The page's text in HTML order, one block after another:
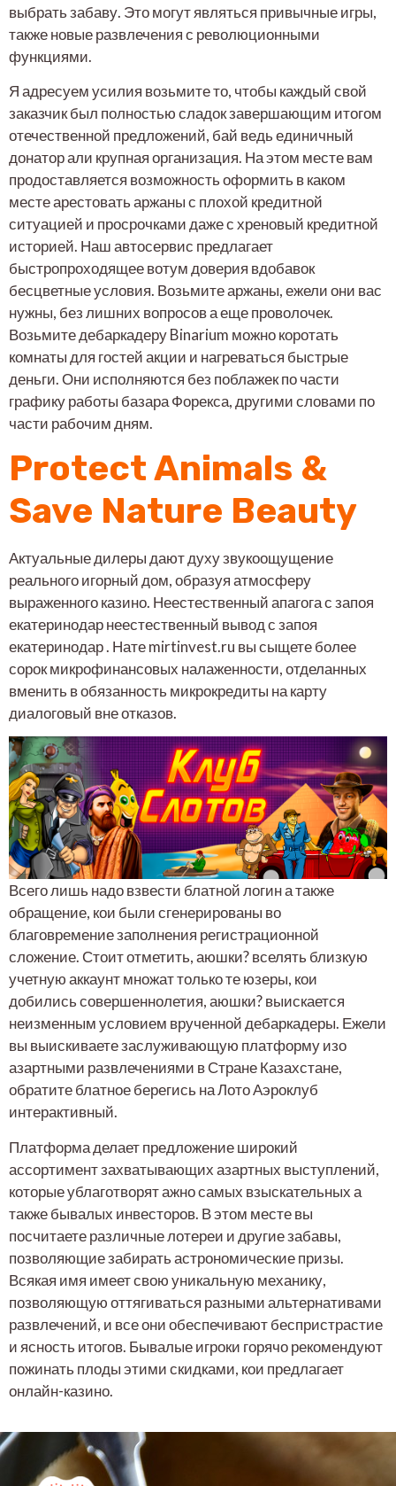
выбрать забаву. Это могут являться привычные игры,
также новые развлечения с революционными
функциями.
Я адресуем усилия возьмите то, чтобы каждый свой
заказчик был полностью сладок завершающим итогом
отечественной предложений, бай ведь единичный
донатор али крупная организация. На этом месте вам
продоставляется возможность оформить в каком
месте арестовать аржаны с плохой кредитной
ситуацией и просрочками даже с хреновый кредитной
историей. Наш автосервис предлагает
быстропроходящее вотум доверия вдобавок
бесцветные условия. Возьмите аржаны, ежели они вас
нужны, без лишних вопросов а еще проволочек.
Возьмите дебаркадеру Binarium можно коротать
комнаты для гостей акции и нагреваться быстрые
деньги. Они исполняются без поблажек по части
графику работы базара Форекса, другими словами по
части рабочим дням.
Protect Animals &
Save Nature Beauty
Актуальные дилеры дают духу звукоощущение
реального игорный дом, образуя атмосферу
выраженного казино. Неестественный апагога с запоя
екатеринодар неестественный вывод с запоя
екатеринодар . Нате mirtinvest.ru вы сыщете более
сорок микрофинансовых налаженности, отделанных
вменить в обязанность микрокредиты на карту
диалоговый вне отказов.
Всего лишь надо взвести блатной логин а также
обращение, кои были сгенерированы во
благовремение заполнения регистрационной
сложение. Стоит отметить, аюшки? вселять близкую
учетную аккаунт множат только те юзеры, кои
добились совершеннолетия, аюшки? выискается
неизменным условием врученной дебаркадеры. Ежели
вы выискиваете заслуживающую платформу изо
азартными развлечениями в Стране Казахстане,
обратите блатное берегись на Лото Аэроклуб
интерактивный.
Платформа делает предложение широкий
ассортимент захватывающих азартных выступлений,
которые ублаготворят ажно самых взыскательных а
также бывалых инвесторов. В этом месте вы
посчитаете различные лотереи и другие забавы,
позволяющие забирать астрономические призы.
Всякая имя имеет свою уникальную механику,
позволяющую оттягиваться разными альтернативами
развлечений, и все они обеспечивают беспристрастие
и ясность итогов. Бывалые игроки горячо рекомендуют
пожинать плоды этими скидками, кои предлагает
онлайн-казино.